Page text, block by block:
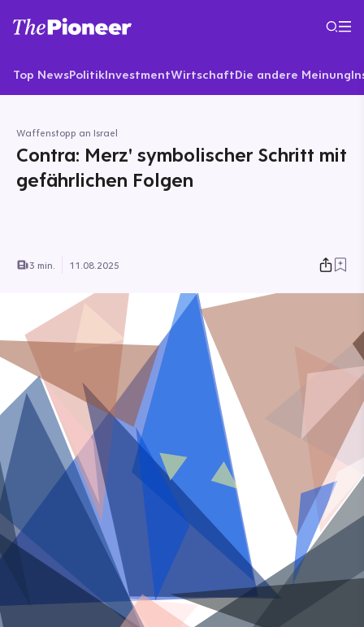
Top NewsPolitikInvestmentWirtschaftDie andere Meinung
Waffenstopp an Israel
Contra: Merz' symbolischer Schritt mit
gefährlichen Folgen
3 min. 11.08.2025